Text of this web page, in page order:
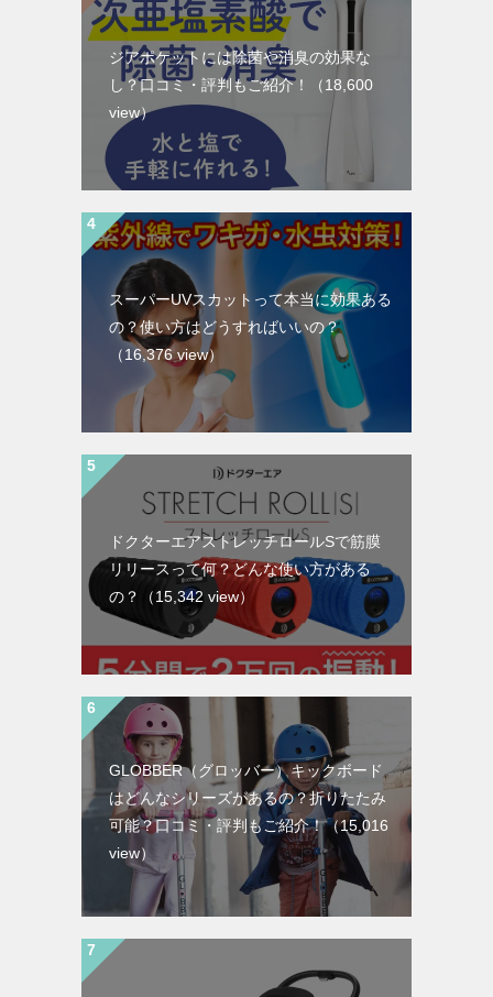
ジアポケットには除菌や消臭の効果な
し？口コミ・評判もご紹介！
（18,600
view）
スーパーUVスカットって本当に効果ある
の？使い方はどうすればいいの？
（16,376 view）
ドクターエアストレッチロールSで筋膜
リリースって何？どんな使い方がある
の？
（15,342 view）
GLOBBER（グロッバー）キックボード
はどんなシリーズがあるの？折りたたみ
可能？口コミ・評判もご紹介！（15,016
view）